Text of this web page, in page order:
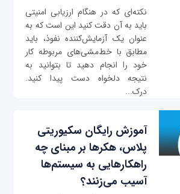
نکته‌ای که در هنگام ارزیابی امنیتی
باید به آن دقت کنید این است که به
عنوان یک آزمایش‌کننده نفوذ، باید
مطابق با خط‌مشی‌های مربوطه کار
خود را انجام دهید تا بتوانید به
نتیجه دلخواه دست پیدا کنید.
درک...
آموزش رایگان سکیوریتی
پلاس، هکرها بر مبنای چه
راهکارهایی به سیستم‌ها
آسیب می‌زنند؟